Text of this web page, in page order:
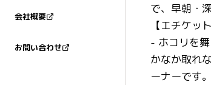
会社概要
お問い合わせ
で、早朝・
【エチケッ
- ホコリを
かなか取れ
ーナーです。